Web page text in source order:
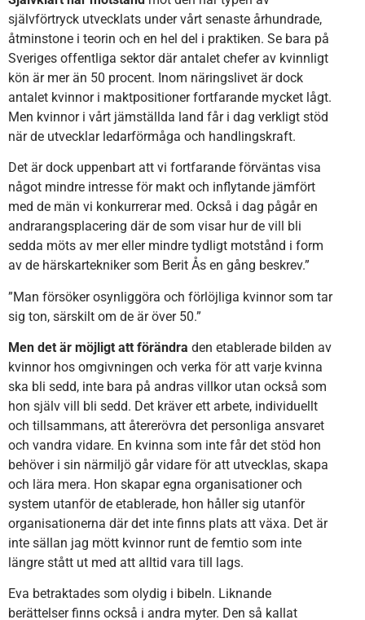
självförtryck utvecklats under vårt senaste århundrade,
åtminstone i teorin och en hel del i praktiken. Se bara på
Sveriges offentliga sektor där antalet chefer av kvinnligt
kön är mer än 50 procent. Inom näringslivet är dock
antalet kvinnor i maktpositioner fortfarande mycket lågt.
Men kvinnor i vårt jämställda land får i dag verkligt stöd
när de utvecklar ledarförmåga och handlingskraft.
Det är dock uppenbart att vi fortfarande förväntas visa
något mindre intresse för makt och inflytande jämfört
med de män vi konkurrerar med. Också i dag pågår en
andrarangsplacering där de som visar hur de vill bli
sedda möts av mer eller mindre tydligt motstånd i form
av de härskartekniker som Berit Ås en gång beskrev.”
”Man försöker osynliggöra och förlöjliga kvinnor som tar
sig ton, särskilt om de är över 50.”
Men det är möjligt att förändra den etablerade bilden av
kvinnor hos omgivningen och verka för att varje kvinna
ska bli sedd, inte bara på andras villkor utan också som
hon själv vill bli sedd. Det kräver ett arbete, individuellt
och tillsammans, att återerövra det personliga ansvaret
och vandra vidare. En kvinna som inte får det stöd hon
behöver i sin närmiljö går vidare för att utvecklas, skapa
och lära mera. Hon skapar egna organisationer och
system utanför de etablerade, hon håller sig utanför
organisationerna där det inte finns plats att växa. Det är
inte sällan jag mött kvinnor runt de femtio som inte
längre stått ut med att alltid vara till lags.
Eva betraktades som olydig i bibeln. Liknande
berättelser finns också i andra myter. Den så kallat